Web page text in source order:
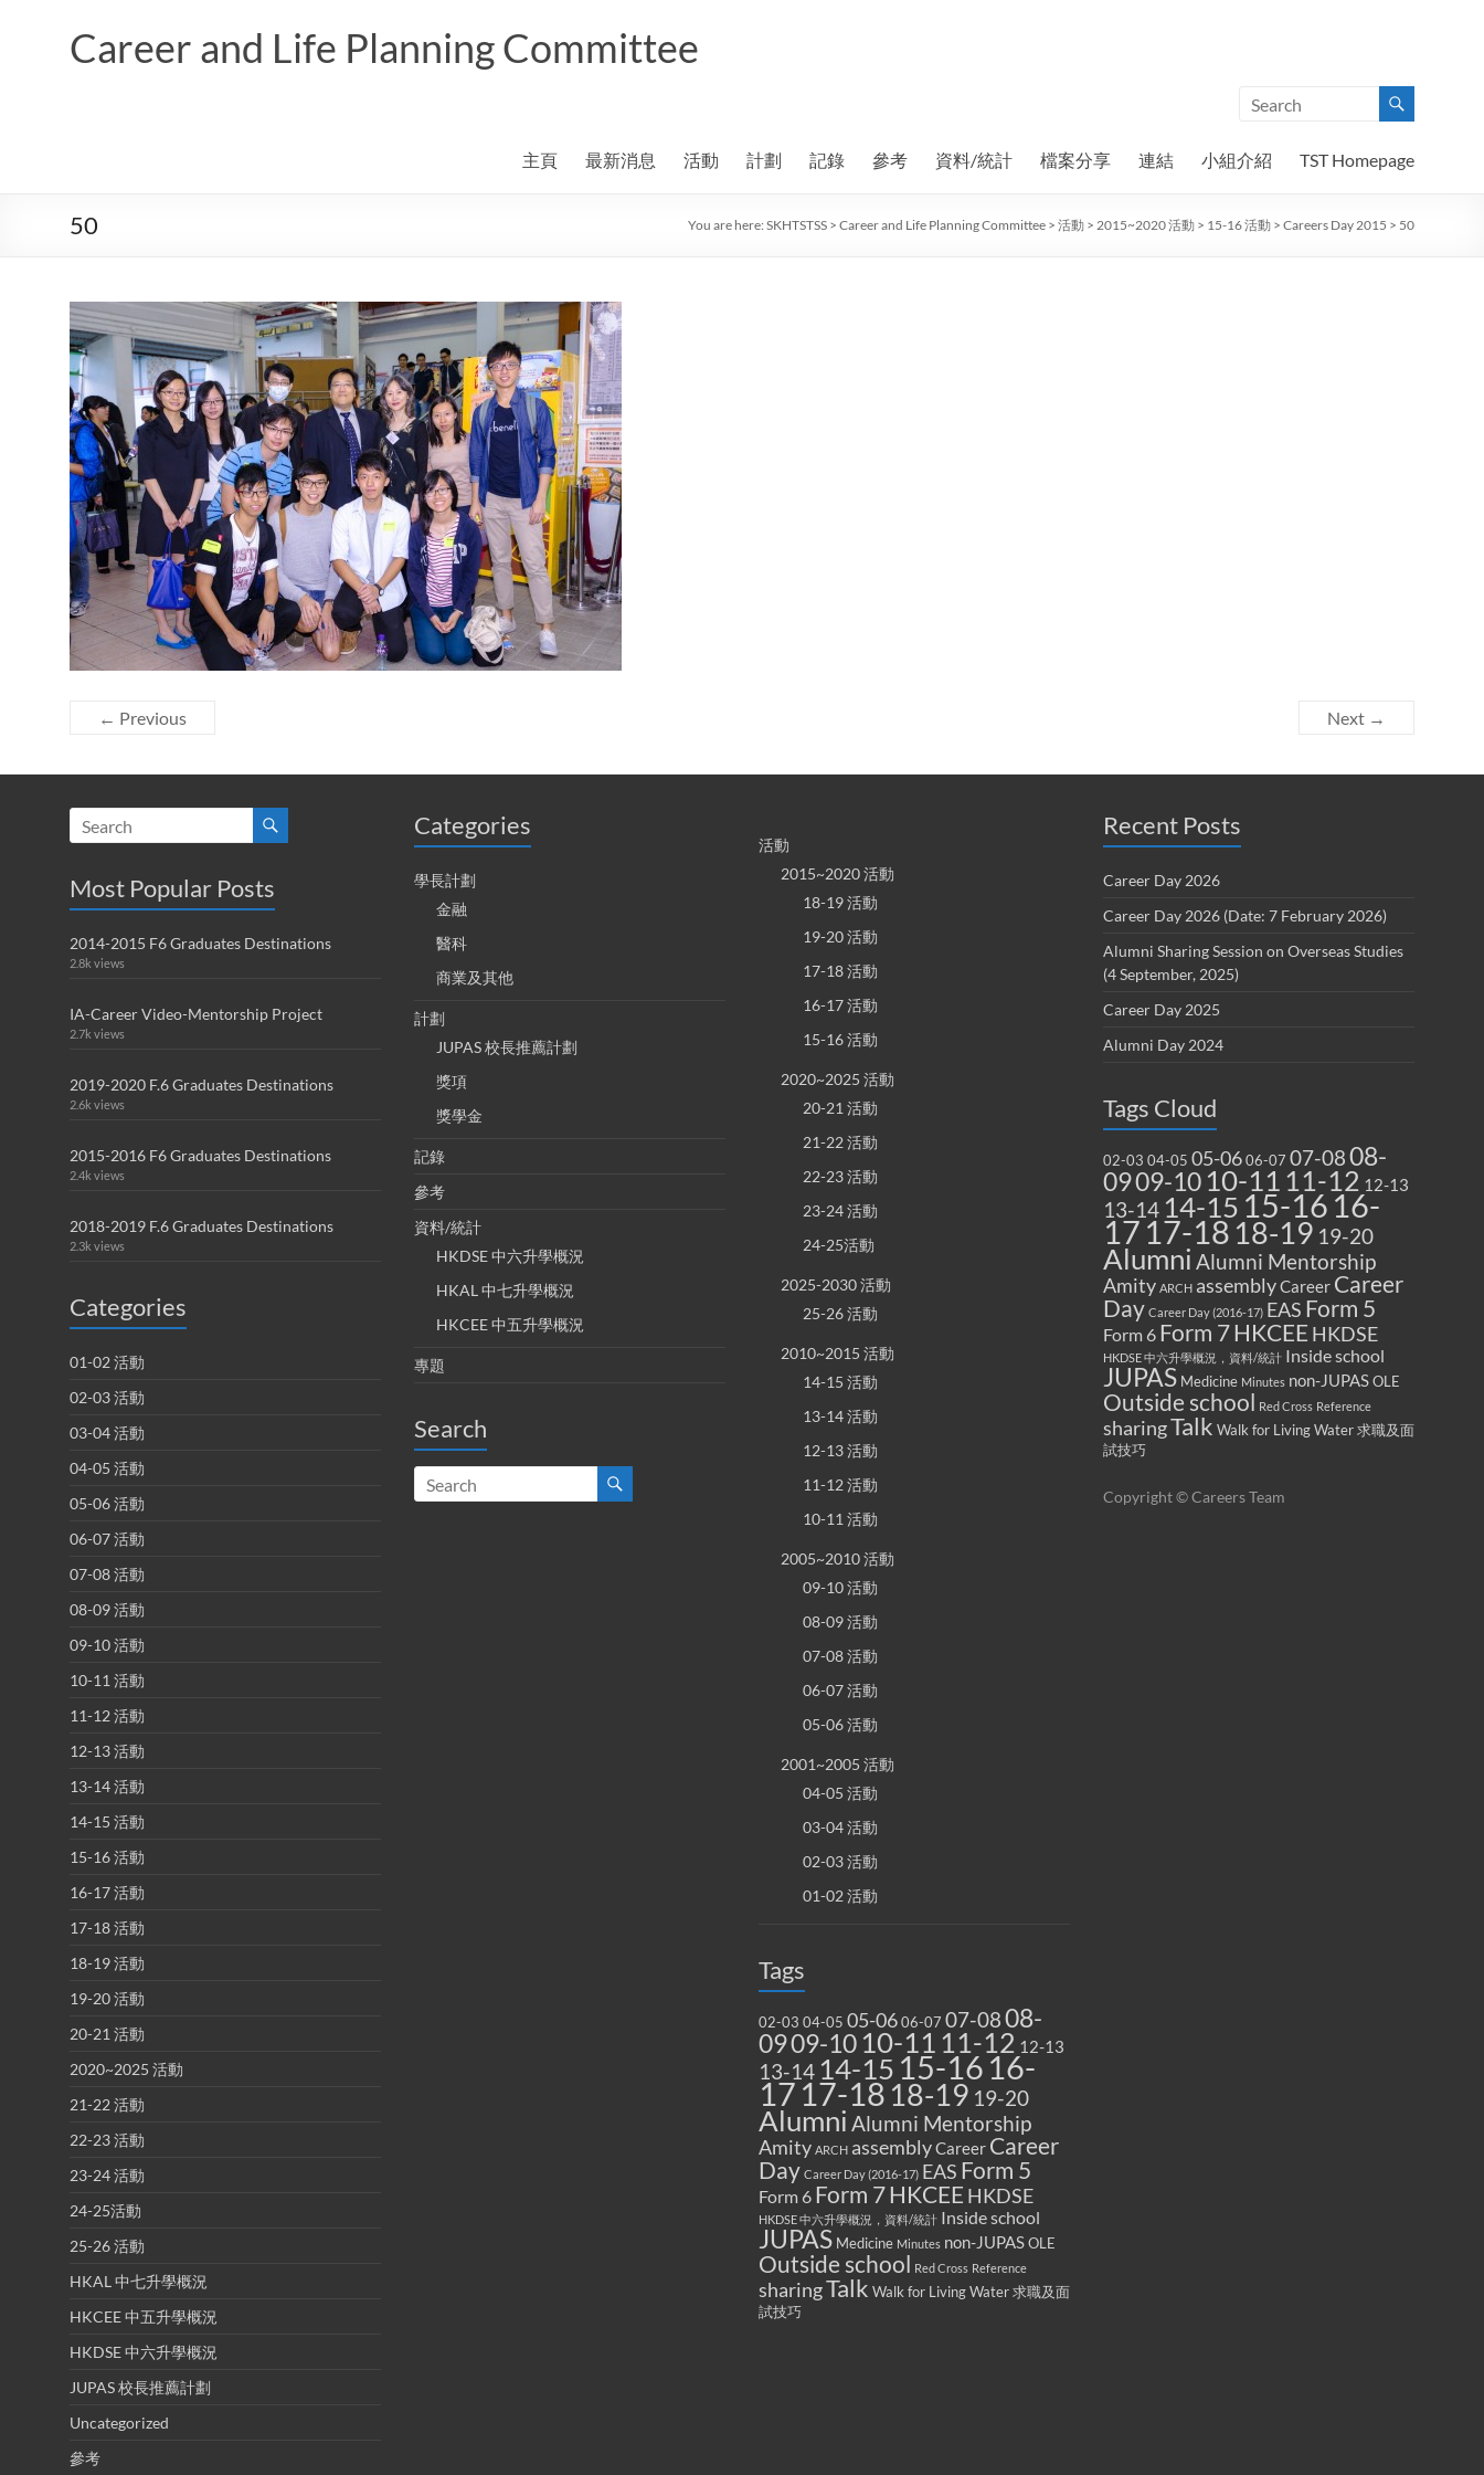
Career and Life Planning Committee
主頁 最新消息 活動 計劃 記錄 參考 資料/統計 檔案分享 連結 小組介紹 TST Homepage
50 You are here: SKHTSTSS > Career and Life Planning Committee > 活動 > 2015~2020 活動 > 15-16 活動 > Careers Day 2015 > 50
← Previous Next →
Most Popular Posts
2014-2015 F6 Graduates Destinations
2.8k views
IA-Career Video-Mentorship Project
2.7k views
2019-2020 F.6 Graduates Destinations
2.6k views
2015-2016 F6 Graduates Destinations
2.4k views
2018-2019 F.6 Graduates Destinations
2.3k views
Categories
01-02 活動
02-03 活動
03-04 活動
04-05 活動
05-06 活動
06-07 活動
07-08 活動
08-09 活動
09-10 活動
10-11 活動
11-12 活動
12-13 活動
13-14 活動
14-15 活動
15-16 活動
16-17 活動
17-18 活動
18-19 活動
19-20 活動
20-21 活動
2020~2025 活動
21-22 活動
22-23 活動
23-24 活動
24-25活動
25-26 活動
HKAL 中七升學概況
HKCEE 中五升學概況
HKDSE 中六升學概況
JUPAS 校長推薦計劃
Uncategorized
參考
Categories
學長計劃
金融
醫科
商業及其他
計劃
JUPAS 校長推薦計劃
獎項
獎學金
記錄
參考
資料/統計
HKDSE 中六升學概況
HKAL 中七升學概況
HKCEE 中五升學概況
專題
Search
活動
2015~2020 活動
18-19 活動
19-20 活動
17-18 活動
16-17 活動
15-16 活動
2020~2025 活動
20-21 活動
21-22 活動
22-23 活動
23-24 活動
24-25活動
2025-2030 活動
25-26 活動
2010~2015 活動
14-15 活動
13-14 活動
12-13 活動
11-12 活動
10-11 活動
2005~2010 活動
09-10 活動
08-09 活動
07-08 活動
06-07 活動
05-06 活動
2001~2005 活動
04-05 活動
03-04 活動
02-03 活動
01-02 活動
Tags
02-03 04-05 05-0606-07 07-0808-
0909-10 10-11 11-12 12-13
13-14 14-15 15-16 16-
17 17-18 18-19 19-20
Alumni Alumni Mentorship
Amity ARCH assemblyCareer Career
Day Career Day (2016-17) EAS Form 5
Form 6 Form 7HKCEE HKDSE
HKDSE 中六升學概況，資料/統計 Inside school
JUPAS Medicine Minutes non-JUPASOLE
Outside school Red Cross Reference
sharingTalk Walk for Living Water求職及面
試技巧
Recent Posts
Career Day 2026
Career Day 2026 (Date: 7 February 2026)
Alumni Sharing Session on Overseas Studies
(4 September, 2025)
Career Day 2025
Alumni Day 2024
Tags Cloud
02-03 04-05 05-0606-07 07-0808-
0909-10 10-11 11-12 12-13
13-14 14-15 15-16 16-
17 17-18 18-19 19-20
Alumni Alumni Mentorship
Amity ARCH assemblyCareer Career
Day Career Day (2016-17) EAS Form 5
Form 6 Form 7HKCEE HKDSE
HKDSE 中六升學概況，資料/統計 Inside school
JUPAS Medicine Minutes non-JUPASOLE
Outside school Red Cross Reference
sharingTalk Walk for Living Water求職及面
試技巧
Copyright © Careers Team